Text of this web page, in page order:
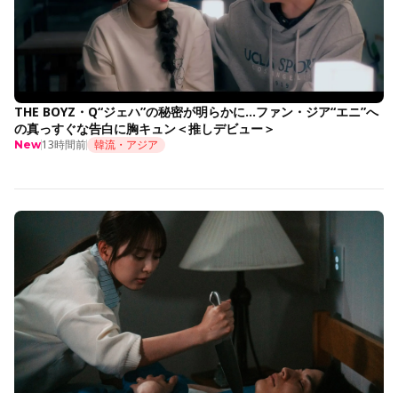
THE BOYZ・Q“ジェハ”の秘密が明らかに…ファン・ジア“エニ”へ
の真っすぐな告白に胸キュン＜推しデビュー＞
New13時間前 韓流・アジア